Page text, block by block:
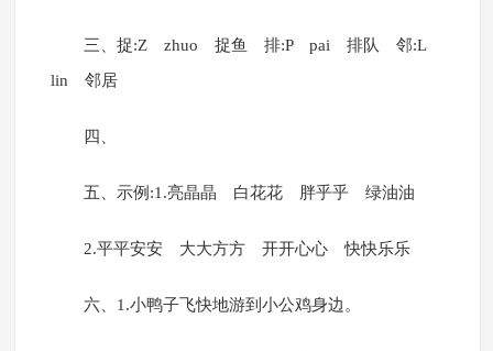
三、捉:Z zhuo 捉鱼 排:P pai 排队 邻:L
lin 邻居
四、
五、示例:1.亮晶晶 白花花 胖乎乎 绿油油
2.平平安安 大大方方 开开心心 快快乐乐
六、1.小鸭子飞快地游到小公鸡身边。